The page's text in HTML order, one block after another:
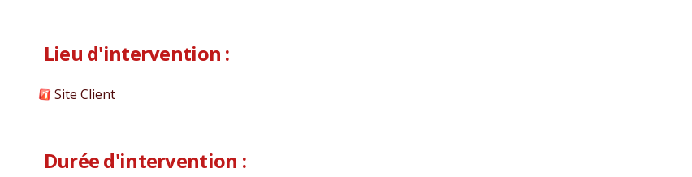
Lieu d'intervention :
Site Client
Durée d'intervention :